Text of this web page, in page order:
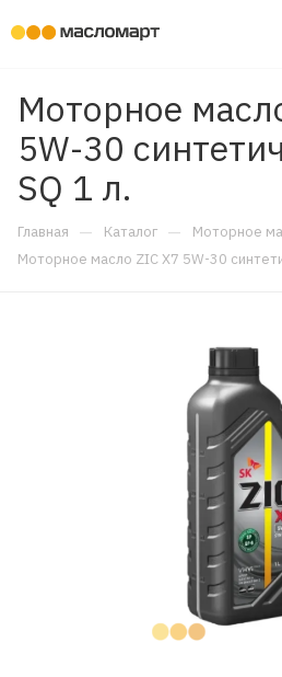
Моторное
5W-30
SQ 1 л.
Главная — Каталог — Моторное
Моторное масло ZIC X7 5W-30